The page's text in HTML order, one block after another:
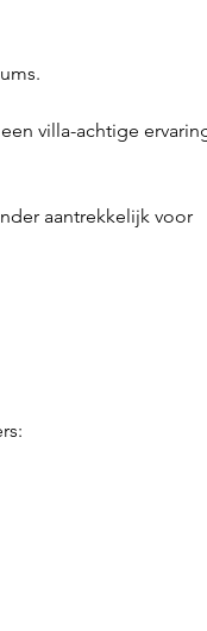
villa-achtige
aantrekkelijk voor